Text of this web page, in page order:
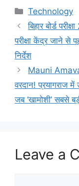
Categories
Technology
बिहार बोर्ड
परीक्षा केंद्र जाने
निर्देश
Mauni
वरदान! प्रयागराज
जब ‘खामोशी’ सबसे
Leave a